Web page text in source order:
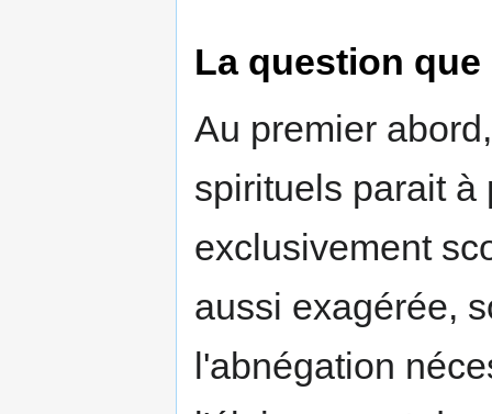
La question
Au premier
spirituels parait à
exclusivement
aussi exagérée,
l'abnégation